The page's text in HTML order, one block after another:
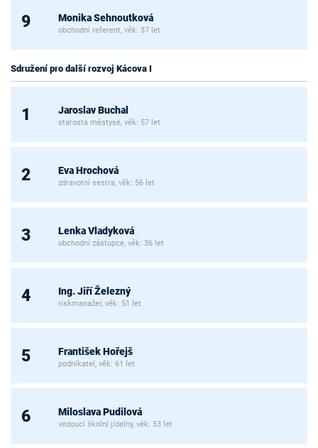
9 Monika Sehnoutková
obchodní referent, věk: 37 let
Sdružení pro další rozvoj Kácova I
1 Jaroslav Buchal
starosta městyse, věk: 57 let
2 Eva Hrochová
zdravotní sestra, věk: 56 let
3 Lenka Vladyková
obchodní zástupce, věk: 36 let
4 Ing. Jiří Železný
riskmanažer, věk: 51 let
5 František Hořejš
podnikatel, věk: 61 let
6 Miloslava Pudilová
vedoucí školní jídelny, věk: 53 let